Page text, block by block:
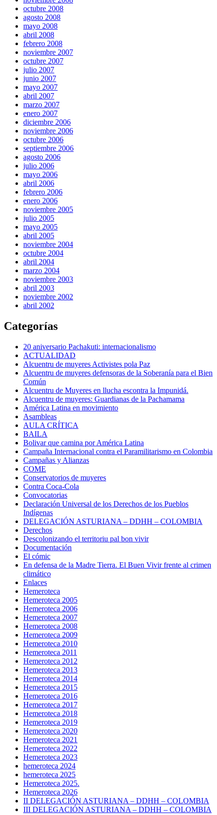
octubre 2008
agosto 2008
mayo 2008
abril 2008
febrero 2008
noviembre 2007
octubre 2007
julio 2007
junio 2007
mayo 2007
abril 2007
marzo 2007
enero 2007
diciembre 2006
noviembre 2006
octubre 2006
septiembre 2006
agosto 2006
julio 2006
mayo 2006
abril 2006
febrero 2006
enero 2006
noviembre 2005
julio 2005
mayo 2005
abril 2005
noviembre 2004
octubre 2004
abril 2004
marzo 2004
noviembre 2003
abril 2003
noviembre 2002
abril 2002
Categorías
20 aniversario Pachakuti: internacionalismo
ACTUALIDAD
Alcuentru de muyeres Activistes pola Paz
Alcuentru de muyeres defensoras de la Soberanía para el Bien
Común
Alcuentru de Muyeres en llucha escontra la Impunidá.
Alcuentru de muyeres: Guardianas de la Pachamama
América Latina en movimiento
Asambleas
AULA CRÍTICA
BAILA
Bolivar que camina por América Latina
Campaña Internacional contra el Paramilitarismo en Colombia
Campañas y Alianzas
COME
Conservatorios de muyeres
Contra Coca-Cola
Convocatorias
Declaración Universal de los Derechos de los Pueblos
Indígenas
DELEGACIÓN ASTURIANA – DDHH – COLOMBIA
Derechos
Descolonizando el territoriu pal bon vivir
Documentación
El cómic
En defensa de la Madre Tierra. El Buen Vivir frente al crimen
climático
Enlaces
Hemeroteca
Hemeroteca 2005
Hemeroteca 2006
Hemeroteca 2007
Hemeroteca 2008
Hemeroteca 2009
Hemeroteca 2010
Hemeroteca 2011
Hemeroteca 2012
Hemeroteca 2013
Hemeroteca 2014
Hemeroteca 2015
Hemeroteca 2016
Hemeroteca 2017
Hemeroteca 2018
Hemeroteca 2019
Hemeroteca 2020
Hemeroteca 2021
Hemeroteca 2022
Hemeroteca 2023
hemeroteca 2024
hemeroteca 2025
Hemeroteca 2025.
Hemeroteca 2026
II DELEGACIÓN ASTURIANA – DDHH – COLOMBIA
III DELEGACIÓN ASTURIANA – DDHH – COLOMBIA